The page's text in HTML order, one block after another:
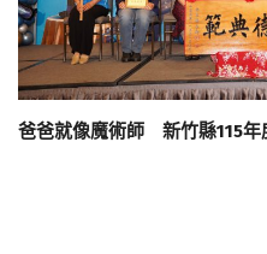
爸爸就像魔術師 新竹縣115年